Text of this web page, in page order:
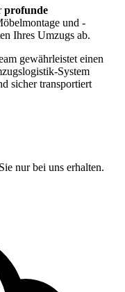
profunde
und -
Ihres Umzugs ab.
gewährleistet einen
System
sicher transportiert
nur bei uns erhalten.